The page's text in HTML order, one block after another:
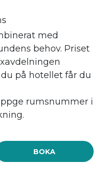
med
behov. Priset
du på hotellet får du
rumsnummer i
BOKA